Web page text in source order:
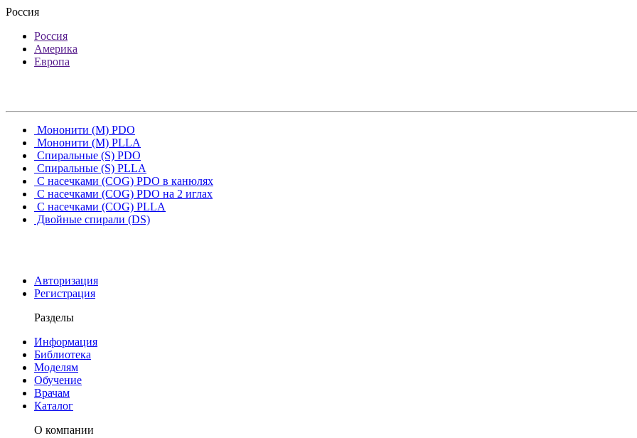
Россия
Россия
Америка
Европа
Мононити (M) PDO
Мононити (M) PLLA
Спиральные (S) PDO
Спиральные (S) PLLA
С насечками (COG) PDO в канюлях
С насечками (COG) PDO на 2 иглах
С насечками (COG) PLLA
Двойные спирали (DS)
Авторизация
Регистрация
Разделы
Информация
Библиотека
Моделям
Обучение
Врачам
Каталог
О компании